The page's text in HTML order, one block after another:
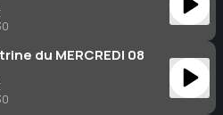
du MERCREDI 08